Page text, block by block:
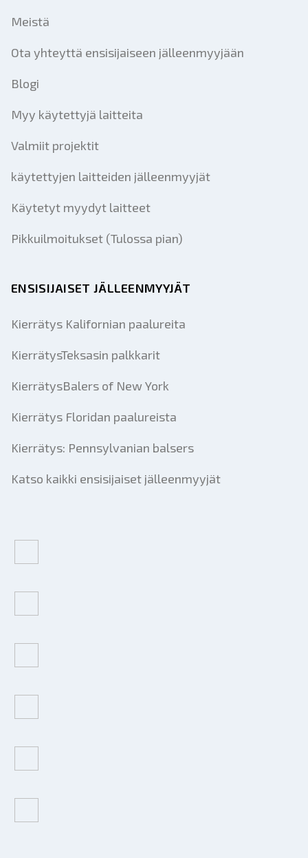
Meistä
Ota yhteyttä ensisijaiseen jälleenmyyjään
Blogi
Myy käytettyjä laitteita
Valmiit projektit
käytettyjen laitteiden jälleenmyyjät
Käytetyt myydyt laitteet
Pikkuilmoitukset (Tulossa pian)
ENSISIJAISET JÄLLEENMYYJÄT
Kierrätys Kalifornian paalureita
KierrätysTeksasin palkkarit
KierrätysBalers of New York
Kierrätys Floridan paalureista
Kierrätys: Pennsylvanian balsers
Katso kaikki ensisijaiset jälleenmyyjät